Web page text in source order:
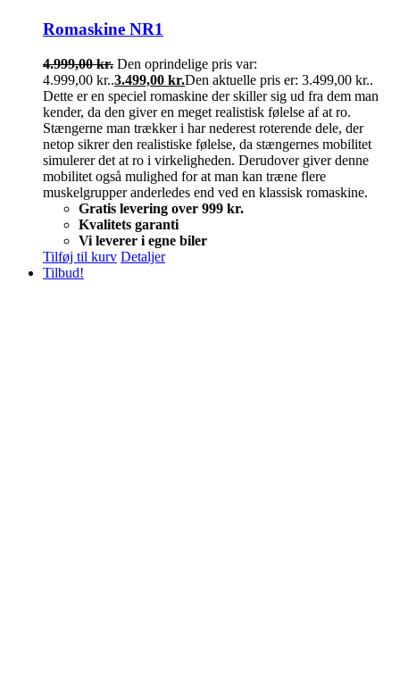
Romaskine NR1
4.999,00kr. Den oprindelige pris var:
4.999,00 kr..3.499,00 kr.Den aktuelle pris er: 3.499,00 kr..
Dette er en speciel romaskine der skiller sig ud fra dem man
kender, da den giver en meget realistisk følelse af at ro.
Stængerne man trækker i har nederest roterende dele, der
netop sikrer den realistiske følelse, da stængernes mobilitet
simulerer det at ro i virkeligheden. Derudover giver denne
mobilitet også mulighed for at man kan træne flere
muskelgrupper anderledes end ved en klassisk romaskine.
Gratis levering over 999 kr.
Kvalitets garanti
Vi leverer i egne biler
Tilføj til kurv Detaljer
Tilbud!